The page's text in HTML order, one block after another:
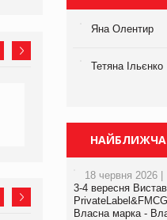
Яна Олентир
Тетяна Ільєнко
НАЙБЛИЖЧА
18 червня 2026 |
3-4 вересня
Власна марка -